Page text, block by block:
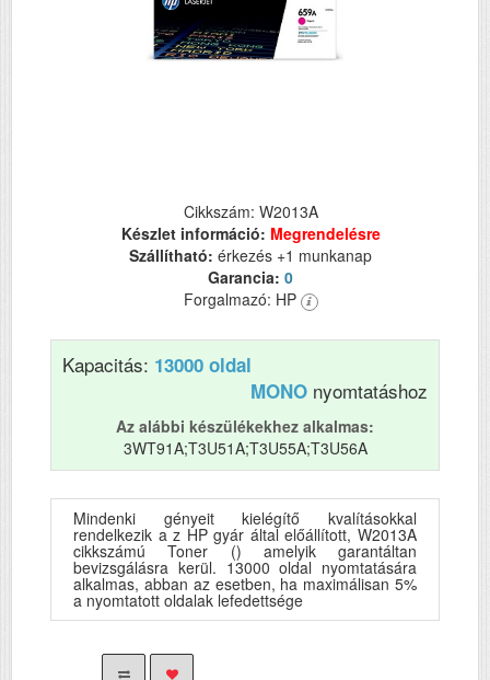
Cikkszám: W2013A
Készlet információ: Megrendelésre
Szállítható: érkezés +1 munkanap
Garancia: 0
Forgalmazó: HP
Kapacitás: 13000 oldal
MONO nyomtatáshoz
Az alábbi készülékekhez alkalmas:
3WT91A;T3U51A;T3U55A;T3U56A
Mindenki gényeit kielégítő kvalításokkal
rendelkezik a z HP gyár által előállított, W2013A
cikkszámú Toner () amelyik garantáltan
bevizsgálásra kerül. 13000 oldal nyomtatására
alkalmas, abban az esetben, ha maximálisan 5%
a nyomtatott oldalak lefedettsége